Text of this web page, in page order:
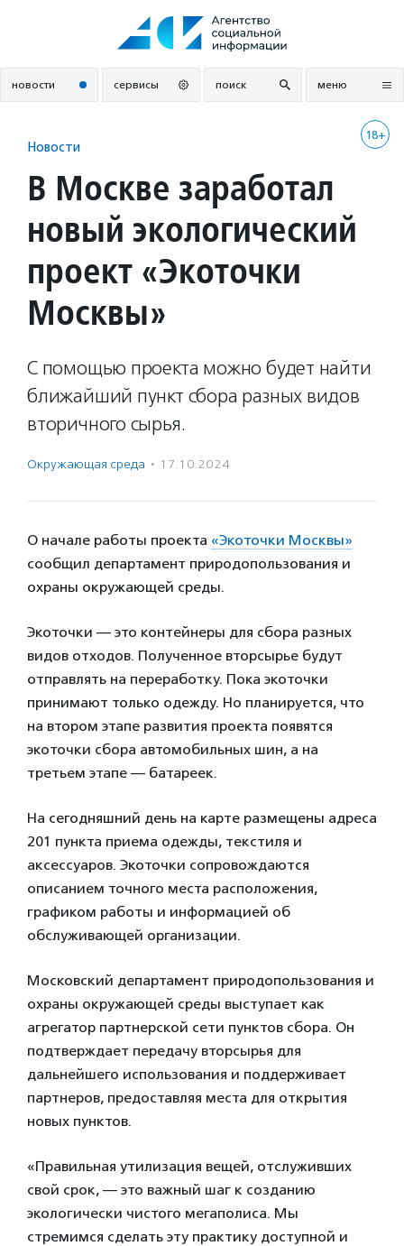
новости сервисы поиск меню
18+
Новости
В Москве заработал
новый экологический
проект «Экоточки
Москвы»
С помощью проекта можно будет найти
ближайший пункт сбора разных видов
вторичного сырья.
Окружающая среда · 17.10.2024
О начале работы проекта «Экоточки Москвы»
сообщил департамент природопользования и
охраны окружающей среды.
Экоточки — это контейнеры для сбора разных
видов отходов. Полученное вторсырье будут
отправлять на переработку. Пока экоточки
принимают только одежду. Но планируется, что
на втором этапе развития проекта появятся
экоточки сбора автомобильных шин, а на
третьем этапе — батареек.
На сегодняшний день на карте размещены адреса
201 пункта приема одежды, текстиля и
аксессуаров. Экоточки сопровождаются
описанием точного места расположения,
графиком работы и информацией об
обслуживающей организации.
Московский департамент природопользования и
охраны окружающей среды выступает как
агрегатор партнерской сети пунктов сбора. Он
подтверждает передачу вторсырья для
дальнейшего использования и поддерживает
партнеров, предоставляя места для открытия
новых пунктов.
«Правильная утилизация вещей, отслуживших
свой срок, — это важный шаг к созданию
экологически чистого мегаполиса. Мы
стремимся сделать эту практику доступной и